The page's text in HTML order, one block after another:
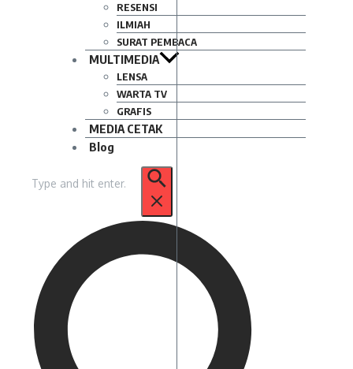
RESENSI
ILMIAH
SURAT PEMBACA
MULTIMEDIA
LENSA
WARTA TV
GRAFIS
MEDIA CETAK
Blog
untuk: